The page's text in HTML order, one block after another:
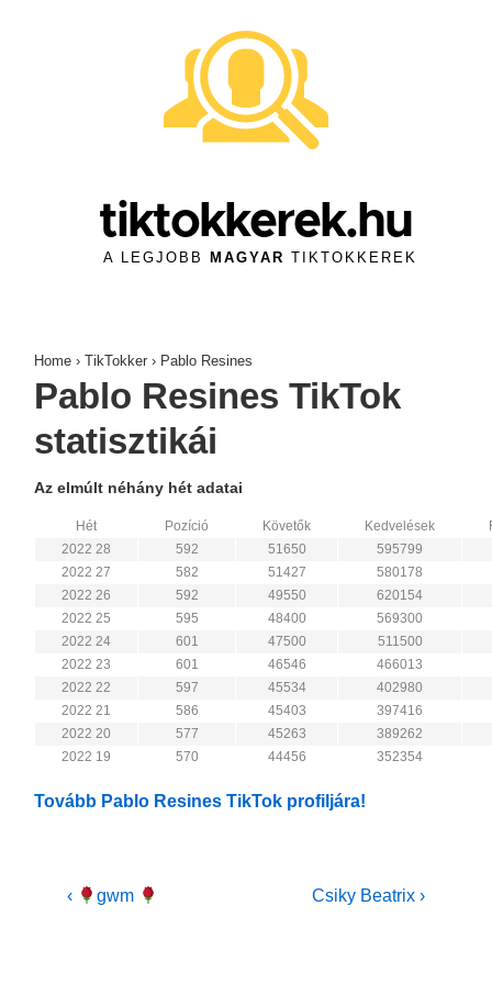
tiktokkerek.hu
A LEGJOBB MAGYAR TIKTOKKEREK
Home › TikTokker › Pablo Resines
Pablo Resines TikTok
statisztikái
Az elmúlt néhány hét adatai
Hét Pozíció Követők Kedvelések
2022 28
592 51650
595799
2022 27
582 51427
580178
2022 26
592 49550
620154
2022 25
595 48400
569300
2022 24
601 47500
511500
2022 23
601 46546
466013
2022 22
597 45534
402980
2022 21
586 45403
397416
2022 20
577 45263
389262
2022 19
570 44456 352354
Tovább Pablo Resines TikTok profiljára!
Bejegyzés
Previous
‹ gwm
Next
Csiky Beatrix ›